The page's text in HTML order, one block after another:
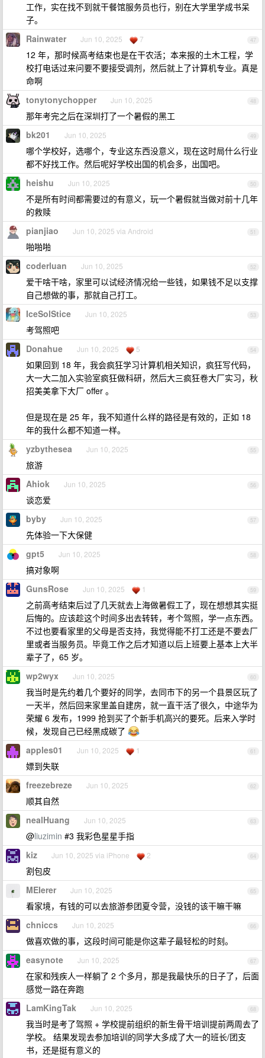
工作，实在找不到就干餐馆服务员也行，别在大学里学成书呆
子。
47
Rainwater Jun 10, 2025 7
12 年，那时候高考结束也是在干农活；本来报的土木工程，学
校打电话过来问要不要接受调剂，然后就上了计算机专业。真是
命啊
48
tonytonychopper Jun 10, 2025
那年考完之后在深圳打了一个暑假的黑工
49
bk201 Jun 10, 2025
哪个学校好，选哪个，专业这东西没意义，现在这时局什么行业
都不好找工作。然后呢好学校出国的机会多，出国吧。
50
heishu Jun 10, 2025
不是所有时间都需要过的有意义，玩一个暑假就当做对前十几年
的救赎
51
pianjiao Jun 10, 2025 via Android
啪啪啪
52
coderluan Jun 10, 2025
爱干啥干啥，家里可以试经济情况给一些钱，如果钱不足以支撑
自己想做的事，那就自己打工。
53
IceSolStice Jun 10, 2025
考驾照吧
54
Donahue Jun 10, 2025 5
如果回到 18 年，我会疯狂学习计算机相关知识，疯狂写代码，
大一大二加入实验室疯狂做科研，然后大三疯狂卷大厂实习，秋
招美美拿下大厂 offer 。
但是现在是 25 年，我不知道什么样的路径是有效的，正如 18
年的我什么都不知道一样。
55
yzbythesea Jun 10, 2025
旅游
56
Ahiok Jun 10, 2025
谈恋爱
57
byby Jun 10, 2025
先体验一下大保健
58
gpt5 Jun 10, 2025
搞对象啊
59
GunsRose Jun 10, 2025 1
之前高考结束后过了几天就去上海做暑假工了，现在想想其实挺
后悔的。应该趁这个时间多出去转转，考个驾照，学一点东西。
不过也要看家里的父母是否支持，我觉得能不打工还是不要去厂
里或者当服务员。毕竟工作之后才知道以后上班要上基本上大半
辈子了，65 岁。
60
wp2wyx Jun 10, 2025
我当时是先约着几个要好的同学，去同市下的另一个县景区玩了
一天半，然后回来家里盖自建房，就一直干活了很久，中途华为
荣耀 6 发布，1999 抢到买了个新手机高兴的要死。后来入学时
候，发现自己已经黑成碳了
61
apples01 Jun 10, 2025 1
嫖到失联
62
freezebreze Jun 10, 2025
顺其自然
63
nealHuang Jun 10, 2025
@liuzimin #3 我彩色星星手指
64
kiz Jun 10, 2025 via iPhone 2
割包皮
65
MEIerer Jun 10, 2025
看家境，有钱的可以去旅游参团夏令营，没钱的该干嘛干嘛
66
chniccs Jun 10, 2025
做喜欢做的事，这段时间可能是你这辈子最轻松的时刻。
67
easynote Jun 10, 2025
在家和残疾人一样躺了 2 个多月，那是我最快乐的日子了，后面
感觉一路在奔跑
68
LamKingTak Jun 10, 2025
我当时是考了驾照 + 学校提前组织的新生骨干培训提前两周去了
学校。 结果发现去参加培训的同学大多成了大一的班长/团支
书，还是挺有意义的